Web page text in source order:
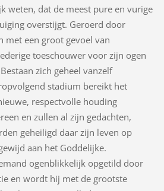
weten, dat de meest pure en vurige
overstijgt. Geroerd door
met een groot gevoel van
toeschouwer voor zijn ogen
zich geheel vanzelf
stadium bereikt het
respectvolle houding
en zullen al zijn gedachten,
geheiligd daar zijn leven op
aan het Goddelijke.
ogenblikkelijk opgetild door
en wordt hij met de grootste